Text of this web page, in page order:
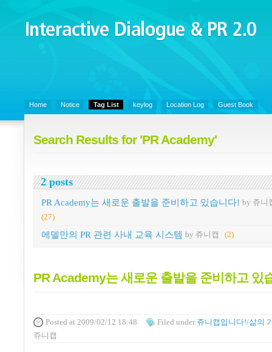
Interactive Dialogue &
PR 2.0
Home Notice Tag List keylog Location Log Guest Book
Search Results for 'PR Academy'
2 posts
PR Academy는 새로운 출발을 준비하고 있습니다! by 쥬니
(27)
에델만의 PR 관련 사내 교육 시스템 by 쥬니캡 (2)
PR Academy는 새로운 출발을 준비하고 있
Posted at 2009/02/12 18:48 Filed under 쥬니캡입니다!/삶의
쥬니캡